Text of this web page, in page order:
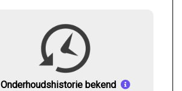
Onderhoudshistorie bekend